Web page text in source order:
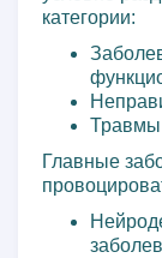
категории:
Травмы
Главные